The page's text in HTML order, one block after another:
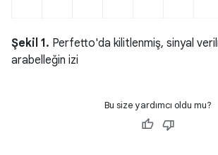
Şekil 1. Perfetto'da kilitlenmiş, sinyal
arabelleğin izi
Bu size yardımcı oldu mu?